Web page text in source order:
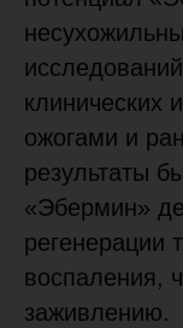
клинических
ожогами и
результаты
«Эбермин»
регенерации
воспаления,
заживлению.
эпителия
гидрогеля. Эта
комбинация
стимулировать
активность и
более
уменьшая риск
инфицирования.
Вскоре
успешных
препарат был
получил
кубинских
безопасности